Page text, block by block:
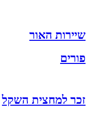
שיירות האור
פורים
זכר למחצית השקל